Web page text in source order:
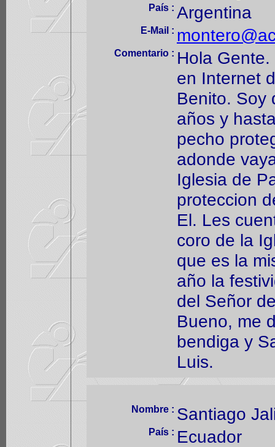
País : Argentina
E-Mail :
Comentario : Hola
en Internet
Benito. Soy
años y
pecho
adonde
Iglesia de
proteccion
El. Les
coro de la
que es la
año la
del Señor
Bueno, me
bendiga y
Luis.
Nombre : Santiago
País : Ecuador